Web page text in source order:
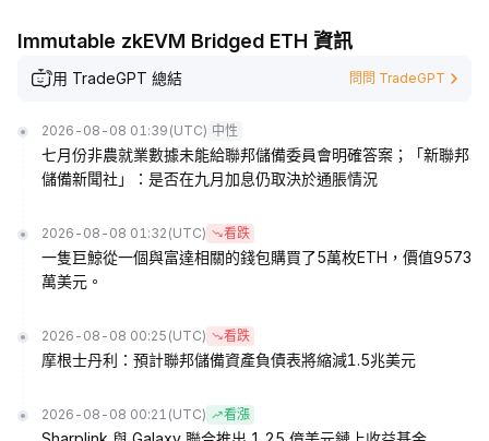
Immutable zkEVM Bridged ETH 資訊
用 TradeGPT 總結 問問 TradeGPT
2026-08-08 01:39 (UTC) 中性
七月份非農就業數據未能給聯邦儲備委員會明確答案；「新聯邦
儲備新聞社」：是否在九月加息仍取決於通脹情況
2026-08-08 01:32 (UTC) 看跌
一隻巨鯨從一個與富達相關的錢包購買了5萬枚ETH，價值9573
萬美元。
2026-08-08 00:25 (UTC) 看跌
摩根士丹利：預計聯邦儲備資產負債表將縮減1.5兆美元
2026-08-08 00:21 (UTC) 看漲